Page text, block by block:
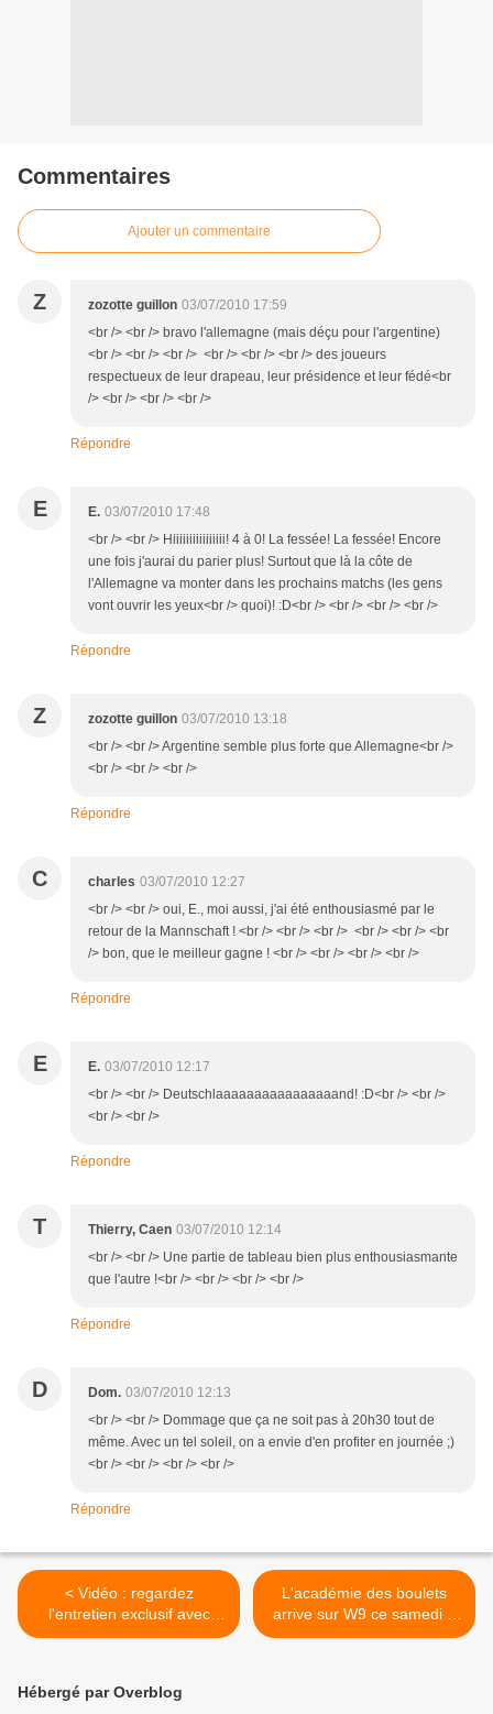
Commentaires
Ajouter un commentaire
Z zozotte guillon 03/07/2010 17:59
<br /> <br /> bravo l'allemagne (mais déçu pour l'argentine)
<br /> <br /> <br /> <br /> <br /> <br /> des joueurs
respectueux de leur drapeau, leur présidence et leur fédé<br
/> <br /> <br /> <br />
Répondre
E E. 03/07/2010 17:48
<br /> <br /> Hiiiiiiiiiiiiiiii! 4 à 0! La fessée! La fessée! Encore
une fois j'aurai du parier plus! Surtout que là la côte de
l'Allemagne va monter dans les prochains matchs (les gens
vont ouvrir les yeux<br /> quoi)! :D<br /> <br /> <br /> <br />
Répondre
Z zozotte guillon 03/07/2010 13:18
<br /> <br /> Argentine semble plus forte que Allemagne<br />
<br /> <br /> <br />
Répondre
C charles 03/07/2010 12:27
<br /> <br /> oui, E., moi aussi, j'ai été enthousiasmé par le
retour de la Mannschaft ! <br /> <br /> <br /> <br /> <br /> <br
/> bon, que le meilleur gagne ! <br /> <br /> <br /> <br />
Répondre
E E. 03/07/2010 12:17
<br /> <br /> Deutschlaaaaaaaaaaaaaaaand! :D<br /> <br />
<br /> <br />
Répondre
T Thierry, Caen 03/07/2010 12:14
<br /> <br /> Une partie de tableau bien plus enthousiasmante
que l'autre !<br /> <br /> <br /> <br />
Répondre
D Dom. 03/07/2010 12:13
<br /> <br /> Dommage que ça ne soit pas à 20h30 tout de
même. Avec un tel soleil, on a envie d'en profiter en journée ;)
<br /> <br /> <br /> <br />
Répondre
< Vidéo : regardez
l'entretien exclusif avec
Liliane Bettencourt diffusé
L'académie des boulets
arrive sur W9 ce samedi 3
juillet...Extrait. >
Hébergé par Overblog